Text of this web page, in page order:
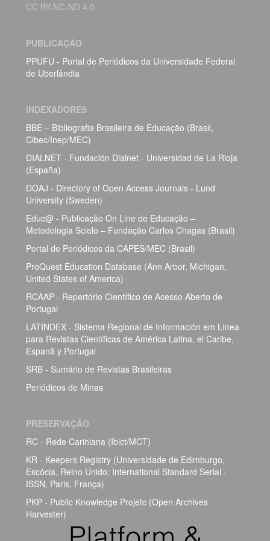
CC BY-NC-ND 4.0
PUBLICAÇÃO
PPUFU - Portal de Periódicos da Universidade Federal
de Uberlândia
INDEXADORES
BBE – Bibliografia Brasileira de Educação (Brasil,
Cibec/Inep/MEC)
DIALNET - Fundación Dialnet - Universidad de La Rioja
(España)
DOAJ - Directory of Open Access Journals - Lund
University (Sweden)
Educ@ - Publicação On Line de Educação –
Metodologia Scielo – Fundação Carlos Chagas (Brasil)
Portal de Periódicos da CAPES/MEC (Brasil)
ProQuest Education Database (Ann Arbor, Michigan,
United States of America)
RCAAP - Repertório Científico de Acesso Aberto de
Portugal
LATINDEX - Sistema Regional de Información em Línea
para Revistas Científicas de América Latina, el Caribe,
Espanã y Portugal
SRB - Sumário de Revistas Brasileiras
Periódicos de Minas
PRESERVAÇÃO
RC - Rede Cariniana (Ibict/MCT)
KR - Keepers Registry (Universidade de Edimburgo,
Escócia, Reino Unido; International Standard Serial -
ISSN, Paris, França)
PKP - Public Knowledge Projetc (Open Archives
Harvester)